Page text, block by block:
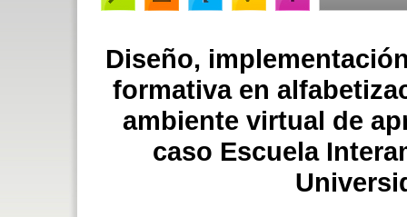
Diseño,
formativa en
ambiente virtual de
caso Escuela